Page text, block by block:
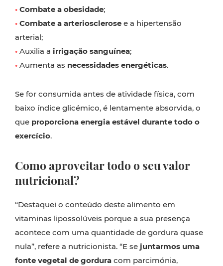
• Combate a obesidade;
• Combate a arteriosclerose e a hipertensão
arterial;
• Auxilia a irrigação sanguínea;
• Aumenta as necessidades energéticas.
Se for consumida antes de atividade física, com
baixo índice glicémico, é lentamente absorvida, o
que proporciona energia estável durante todo o
exercício.
Como aproveitar todo o seu valor
nutricional?
“Destaquei o conteúdo deste alimento em
vitaminas lipossolúveis porque a sua presença
acontece com uma quantidade de gordura quase
nula”, refere a nutricionista. “E se juntarmos uma
fonte vegetal de gordura com parcimónia,